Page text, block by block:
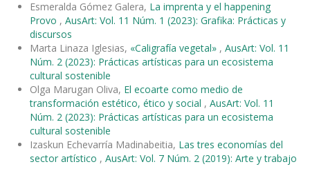
Esmeralda Gómez Galera, La imprenta y el happening
Provo , AusArt: Vol. 11 Núm. 1 (2023): Grafika: Prácticas y
discursos
Marta Linaza Iglesias, «Caligrafía vegetal» , AusArt: Vol. 11
Núm. 2 (2023): Prácticas artísticas para un ecosistema
cultural sostenible
Olga Marugan Oliva, El ecoarte como medio de
transformación estético, ético y social , AusArt: Vol. 11
Núm. 2 (2023): Prácticas artísticas para un ecosistema
cultural sostenible
Izaskun Echevarría Madinabeitia, Las tres economías del
sector artístico , AusArt: Vol. 7 Núm. 2 (2019): Arte y trabajo